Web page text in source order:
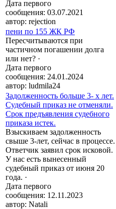
Дата первого
сообщения: 03.07.2021
автор: rejection
пени по 155 ЖК РФ
Пересчитываются при
частичном погашении долга
или нет? ·
Дата первого
сообщения: 24.01.2024
автор: ludmila24
Задолженность больше 3- х лет.
Судебный приказ не отменяли.
Срок предъявления судебного
приказа истек.
Взыскиваем задолженность
свыше 3-лет, сейчас в процессе.
Ответчик заявил срок исковой.
У нас есть вынесенный
судебный приказ от июня 20
года. ·
Дата первого
сообщения: 12.11.2023
автор: Natali